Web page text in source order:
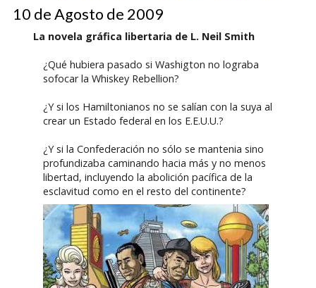
10 de Agosto de 2009
La novela gráfica libertaria de L. Neil Smith
¿Qué hubiera pasado si Washigton no lograba
sofocar la Whiskey Rebellion?
¿Y si los Hamiltonianos no se salían con la suya al
crear un Estado federal en los E.E.U.U.?
¿Y si la Confederación no sólo se mantenia sino
profundizaba caminando hacia más y no menos
libertad, incluyendo la abolición pacífica de la
esclavitud como en el resto del continente?